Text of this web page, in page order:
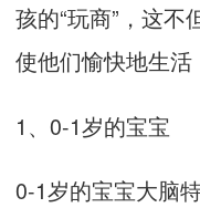
孩的“玩商”，这
使他们愉快地生活
1、0-1岁的宝宝
0-1岁的宝宝大脑